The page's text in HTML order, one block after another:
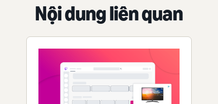
Nội dung liên quan